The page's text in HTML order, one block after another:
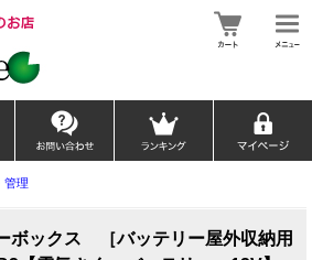
管理
ボックス ［バッテリー屋外収納用